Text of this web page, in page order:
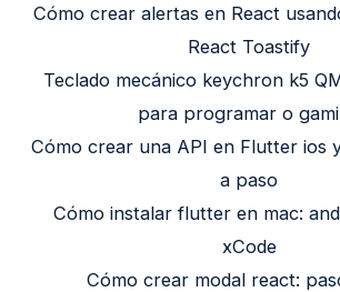
Cómo crear alertas en React
React Toastify
Teclado mecánico keychron k5
para programar o
Cómo crear una API en Flutter ios
a paso
Cómo instalar flutter en mac:
xCode
Cómo crear modal react: